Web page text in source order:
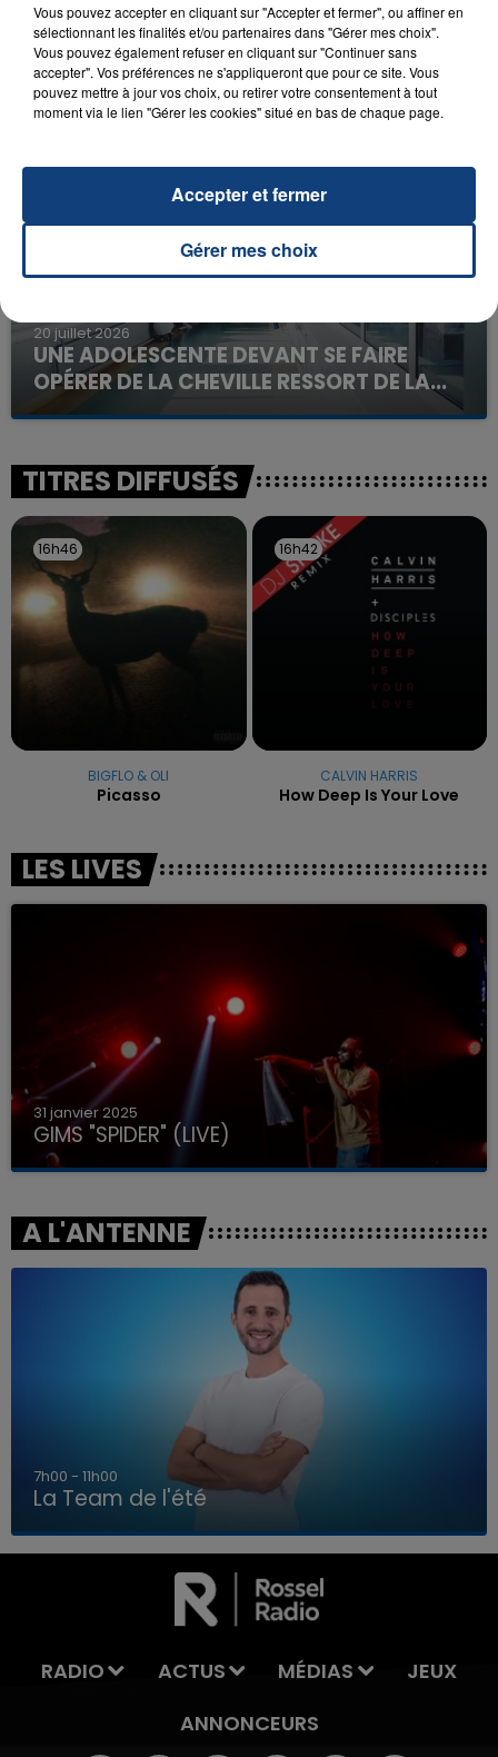
LA TEAM DE L'ÉTÉ
23 juillet 2026
INCENDIE MORTEL À LENS : UNE FEMME ET
SON BÉBÉ ENTRE LA VIE ET LA...
d'un liquide inflammable.
20 juillet 2026
UNE ADOLESCENTE DEVANT SE FAIRE
OPÉRER DE LA CHEVILLE RESSORT DE LA...
La famille a porté plainte contre la clinique qui a
excuses.
TITRES DIFFUSÉS
16h46
16h46
BIGFLO & OLI
Picasso
16h42
16h42
CALVIN HARRIS
How Deep Is Your Love
LES LIVES
31 janvier 2025
GIMS "SPIDER" (LIVE)
A L'ANTENNE
7h00 - 11h00
La Team de l'été
RADIO ACTUS MÉDIAS
JEUX
ANNONCEURS
Vous pouvez accepter en cliquant sur "Accepter et fermer", ou affiner en
sélectionnant les finalités et/ou partenaires dans "Gérer mes choix".
Vous pouvez également refuser en cliquant sur "Continuer sans
accepter". Vos préférences ne s'appliqueront que pour ce site. Vous
pouvez mettre à jour vos choix, ou retirer votre consentement à tout
moment via le lien "Gérer les cookies" situé en bas de chaque page.
Gérer mes choix
Accepter et fermer